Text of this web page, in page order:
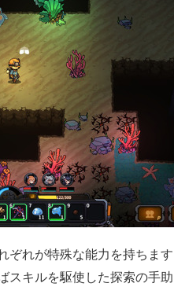
ぞれが特殊な能力を持ちま
スキルを駆使した探索の手